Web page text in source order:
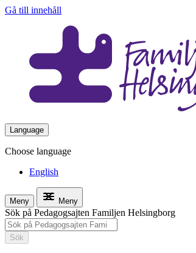
Gå till innehåll
Language
Choose language
English
Meny Meny
Sök på Pedagogsajten Familjen Helsingborg
Sök